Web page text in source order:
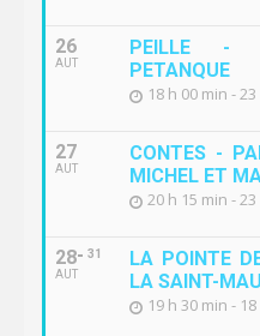
26
AUT
PEILLE -
PETANQUE
18 h 00 min -
27
AUT
CONTES -
MICHEL ET
20 h 15 min -
28
AUT
31
LA POINTE
LA SAINT-
19 h 30 min -